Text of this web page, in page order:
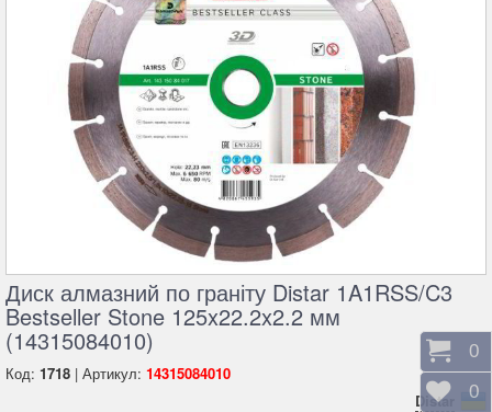
Диск алмазний по граніту Distar 1A1RSS/C3
Bestseller Stone 125x22.2x2.2 мм
(14315084010)
Код: 1718 | Артикул: 14315084010
Distar
0
0